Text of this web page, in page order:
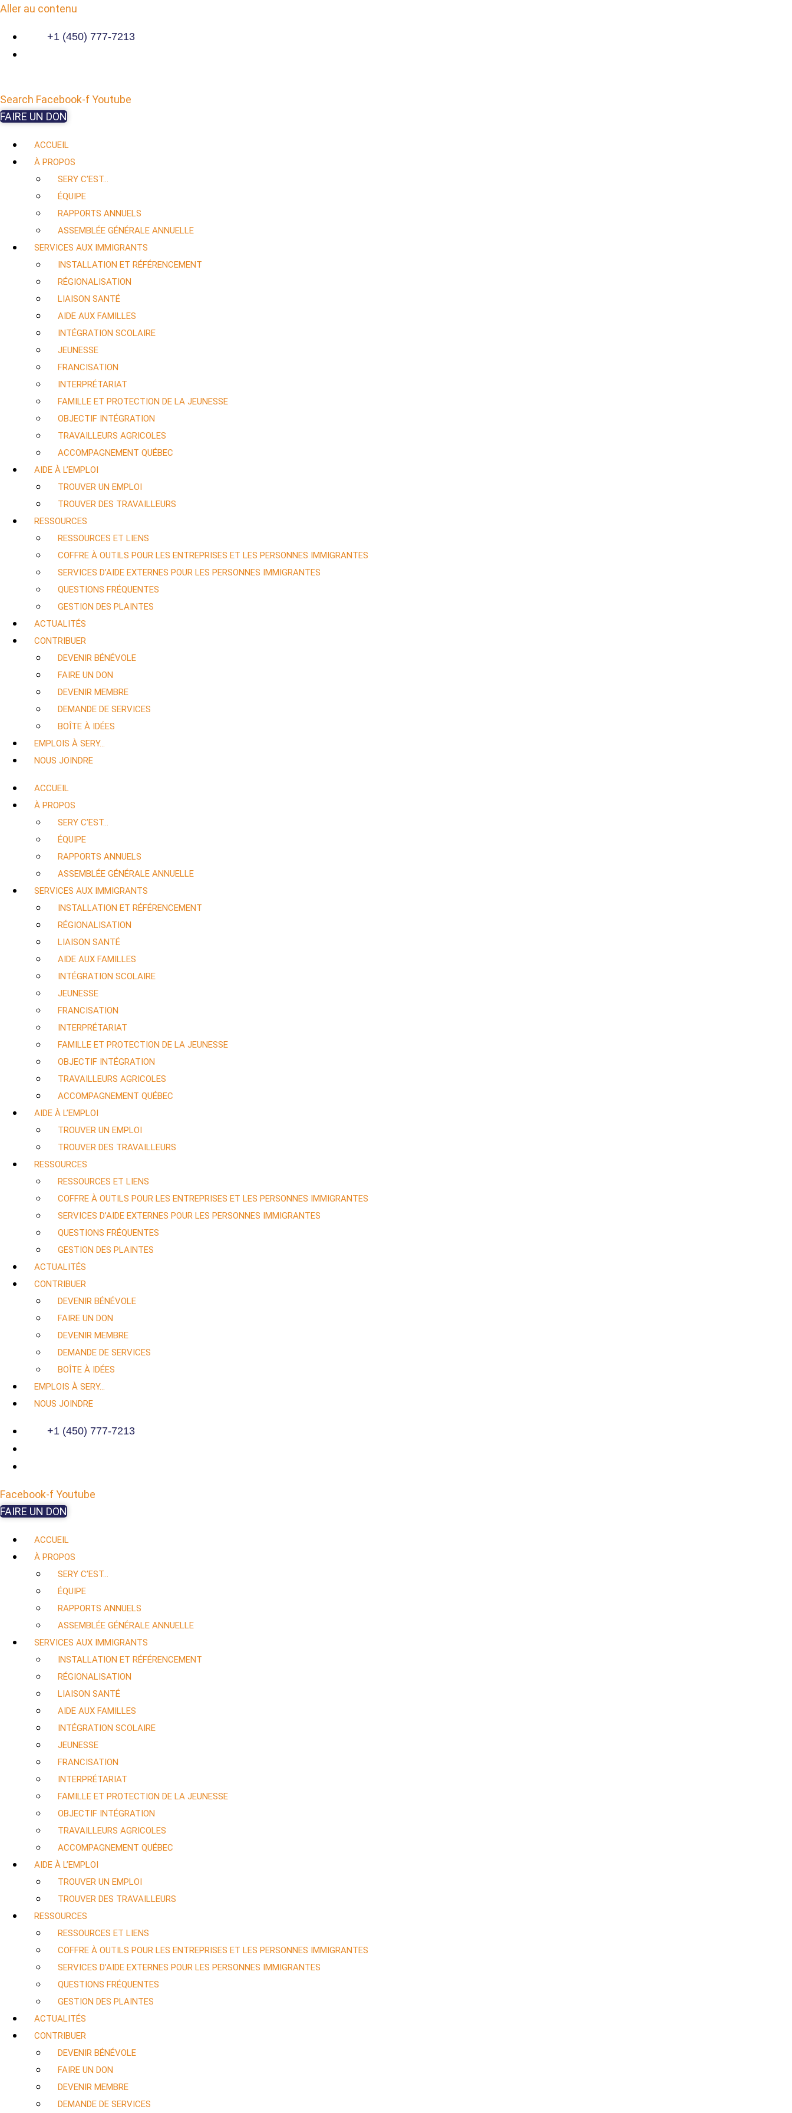
Aller au contenu
+1 (450) 777-7213
Search Facebook-fYoutube
FAIRE UN DON
ACCUEIL
À PROPOS
SERY C’EST…
ÉQUIPE
RAPPORTS ANNUELS
ASSEMBLÉE GÉNÉRALE ANNUELLE
SERVICES AUX IMMIGRANTS
INSTALLATION ET RÉFÉRENCEMENT
RÉGIONALISATION
LIAISON SANTÉ
AIDE AUX FAMILLES
INTÉGRATION SCOLAIRE
JEUNESSE
FRANCISATION
INTERPRÉTARIAT
FAMILLE ET PROTECTION DE LA JEUNESSE
OBJECTIF INTÉGRATION
TRAVAILLEURS AGRICOLES
ACCOMPAGNEMENT QUÉBEC
AIDE À L’EMPLOI
TROUVER UN EMPLOI
TROUVER DES TRAVAILLEURS
RESSOURCES
RESSOURCES ET LIENS
COFFRE À OUTILS POUR LES ENTREPRISES ET LES PERSONNES IMMIGRANTES
SERVICES D’AIDE EXTERNES POUR LES PERSONNES IMMIGRANTES
QUESTIONS FRÉQUENTES
GESTION DES PLAINTES
ACTUALITÉS
CONTRIBUER
DEVENIR BÉNÉVOLE
FAIRE UN DON
DEVENIR MEMBRE
DEMANDE DE SERVICES
BOÎTE À IDÉES
EMPLOIS À SERY…
NOUS JOINDRE
ACCUEIL
À PROPOS
SERY C’EST…
ÉQUIPE
RAPPORTS ANNUELS
ASSEMBLÉE GÉNÉRALE ANNUELLE
SERVICES AUX IMMIGRANTS
INSTALLATION ET RÉFÉRENCEMENT
RÉGIONALISATION
LIAISON SANTÉ
AIDE AUX FAMILLES
INTÉGRATION SCOLAIRE
JEUNESSE
FRANCISATION
INTERPRÉTARIAT
FAMILLE ET PROTECTION DE LA JEUNESSE
OBJECTIF INTÉGRATION
TRAVAILLEURS AGRICOLES
ACCOMPAGNEMENT QUÉBEC
AIDE À L’EMPLOI
TROUVER UN EMPLOI
TROUVER DES TRAVAILLEURS
RESSOURCES
RESSOURCES ET LIENS
COFFRE À OUTILS POUR LES ENTREPRISES ET LES PERSONNES IMMIGRANTES
SERVICES D’AIDE EXTERNES POUR LES PERSONNES IMMIGRANTES
QUESTIONS FRÉQUENTES
GESTION DES PLAINTES
ACTUALITÉS
CONTRIBUER
DEVENIR BÉNÉVOLE
FAIRE UN DON
DEVENIR MEMBRE
DEMANDE DE SERVICES
BOÎTE À IDÉES
EMPLOIS À SERY…
NOUS JOINDRE
+1 (450) 777-7213
Facebook-fYoutube
FAIRE UN DON
ACCUEIL
À PROPOS
SERY C’EST…
ÉQUIPE
RAPPORTS ANNUELS
ASSEMBLÉE GÉNÉRALE ANNUELLE
SERVICES AUX IMMIGRANTS
INSTALLATION ET RÉFÉRENCEMENT
RÉGIONALISATION
LIAISON SANTÉ
AIDE AUX FAMILLES
INTÉGRATION SCOLAIRE
JEUNESSE
FRANCISATION
INTERPRÉTARIAT
FAMILLE ET PROTECTION DE LA JEUNESSE
OBJECTIF INTÉGRATION
TRAVAILLEURS AGRICOLES
ACCOMPAGNEMENT QUÉBEC
AIDE À L’EMPLOI
TROUVER UN EMPLOI
TROUVER DES TRAVAILLEURS
RESSOURCES
RESSOURCES ET LIENS
COFFRE À OUTILS POUR LES ENTREPRISES ET LES PERSONNES IMMIGRANTES
SERVICES D’AIDE EXTERNES POUR LES PERSONNES IMMIGRANTES
QUESTIONS FRÉQUENTES
GESTION DES PLAINTES
ACTUALITÉS
CONTRIBUER
DEVENIR BÉNÉVOLE
FAIRE UN DON
DEVENIR MEMBRE
DEMANDE DE SERVICES